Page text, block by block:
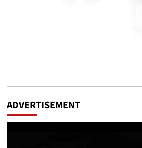
ADVERTISEMENT